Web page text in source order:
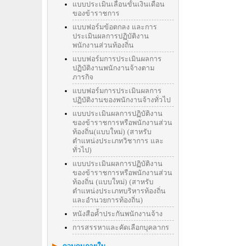
แบบประเมินเลื่อนขั้นเงินเดือน
ของข้าราชการ
แบบฟอร์มข้อตกลง และการ
ประเมินผลการปฏิบัติงาน
พนักงานส่วนท้องถิ่น
แบบฟอร์มการประเมินผลการ
ปฏิบัติงานพนักงานจ้างตาม
ภารกิจ
แบบฟอร์มการประเมินผลการ
ปฏิบัติงานของพนักงานจ้างทั่วไป
แบบประเมินผลการปฏิบัติงาน
ของข้าราชการหรือพนักงานส่วน
ท้องถิ่น(แบบใหม่) (สาหรับ
ตำแหน่งประเภทวิชาการ และ
ทั่วไป)
แบบประเมินผลการปฏิบัติงาน
ของข้าราชการหรือพนักงานส่วน
ท้องถิ่น (แบบใหม่) (สาหรับ
ตำแหน่งประเภทบริหารท้องถิ่น
และอำนวยการท้องถิ่น)
หนังสือค้ำประกันพนักงานจ้าง
การสรรหาและคัดเลือกบุคลากร